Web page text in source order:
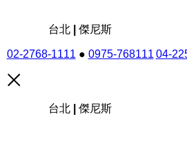
台北 | 傑尼斯
02-2768-1111 ● 0975-768111 04-
台北 | 傑尼斯